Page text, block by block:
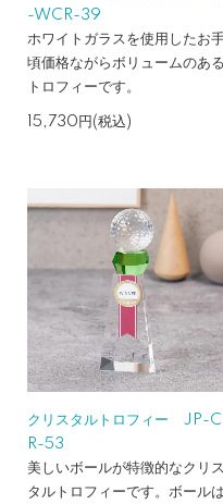
-WCR-39
ホワイトガラスを使用したお
頃価格ながらボリュームのある
トロフィーです。
15,730円(税込)
クリスタルトロフィー JP-C
R-53
美しいボールが特徴的なクリス
タルトロフィーです。ボールは